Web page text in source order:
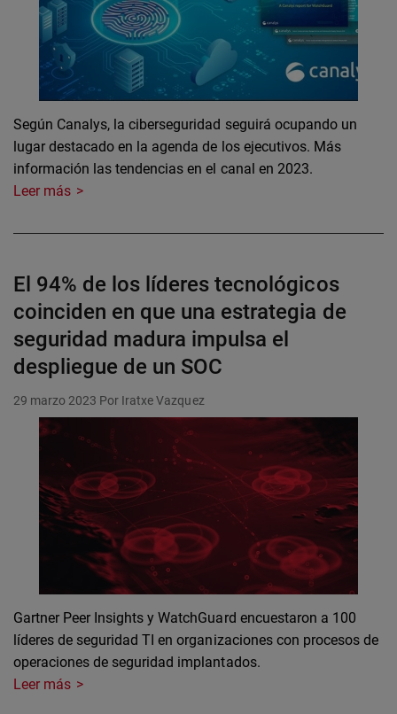
Según Canalys, la ciberseguridad seguirá ocupando un
lugar destacado en la agenda de los ejecutivos. Más
información las tendencias en el canal en 2023.
Leer más
El 94% de los líderes tecnológicos
coinciden en que una estrategia de
seguridad madura impulsa el
despliegue de un SOC
29 marzo 2023 Por Iratxe Vazquez
Gartner Peer Insights y WatchGuard encuestaron a 100
líderes de seguridad TI en organizaciones con procesos de
operaciones de seguridad implantados.
Leer más